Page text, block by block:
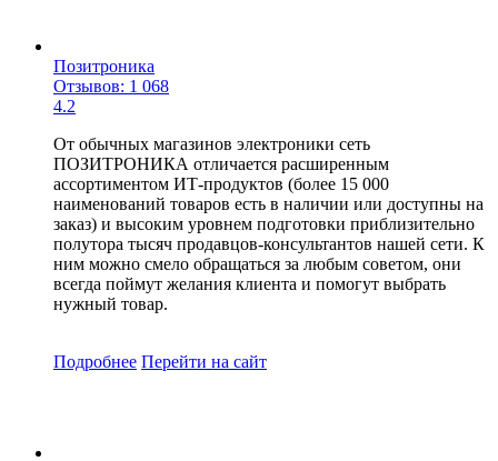
Позитроника
Отзывов: 1 068
4.2
От обычных магазинов электроники сеть
ПОЗИТРОНИКА отличается расширенным
ассортиментом ИТ-продуктов (более 15 000
наименований товаров есть в наличии или доступны на
заказ) и высоким уровнем подготовки приблизительно
полутора тысяч продавцов-консультантов нашей сети. К
ним можно смело обращаться за любым советом, они
всегда поймут желания клиента и помогут выбрать
нужный товар.
Подробнее Перейти на сайт